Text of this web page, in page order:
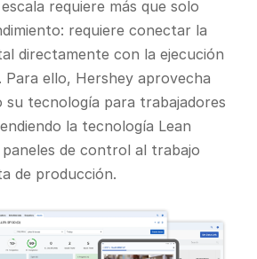
requiere más que solo
requiere conectar la
directamente con la ejecución
Para ello, Hershey aprovecha
su tecnología para trabajadores
la tecnología Lean
paneles de control al trabajo
de producción.